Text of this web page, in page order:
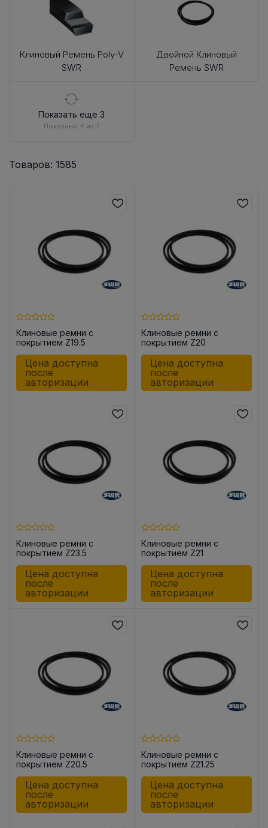
Клиновый Ремень Poly-V
SWR
Двойной Клиновый
Ремень SWR
Показать еще 3
Показано 4 из 7
Товаров: 1585
Клиновые ремни с
покрытием Z19.5
Цена доступна
после
авторизации
Клиновые ремни с
покрытием Z20
Цена доступна
после
авторизации
Клиновые ремни с
покрытием Z23.5
Цена доступна
после
авторизации
Клиновые ремни с
покрытием Z21
Цена доступна
после
авторизации
Клиновые ремни с
покрытием Z20.5
Цена доступна
после
авторизации
Клиновые ремни с
покрытием Z21.25
Цена доступна
после
авторизации